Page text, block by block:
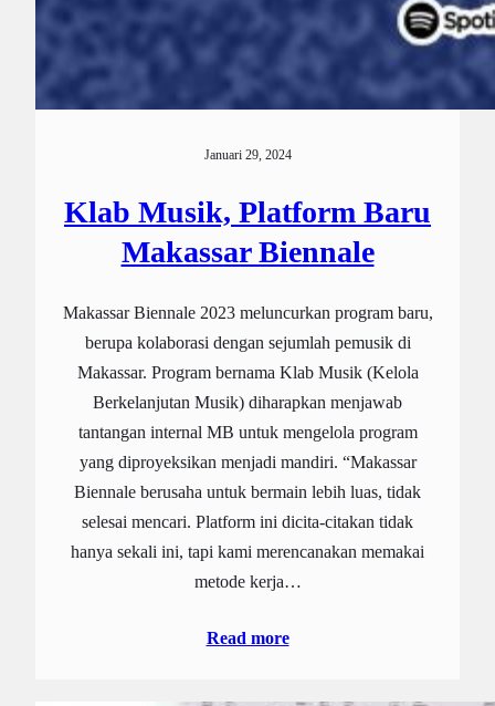
Januari 29, 2024
Klab Musik, Platform Baru
Makassar Biennale
Makassar Biennale 2023 meluncurkan program baru,
berupa kolaborasi dengan sejumlah pemusik di
Makassar. Program bernama Klab Musik (Kelola
Berkelanjutan Musik) diharapkan menjawab
tantangan internal MB untuk mengelola program
yang diproyeksikan menjadi mandiri. “Makassar
Biennale berusaha untuk bermain lebih luas, tidak
selesai mencari. Platform ini dicita-citakan tidak
hanya sekali ini, tapi kami merencanakan memakai
metode kerja…
Read more